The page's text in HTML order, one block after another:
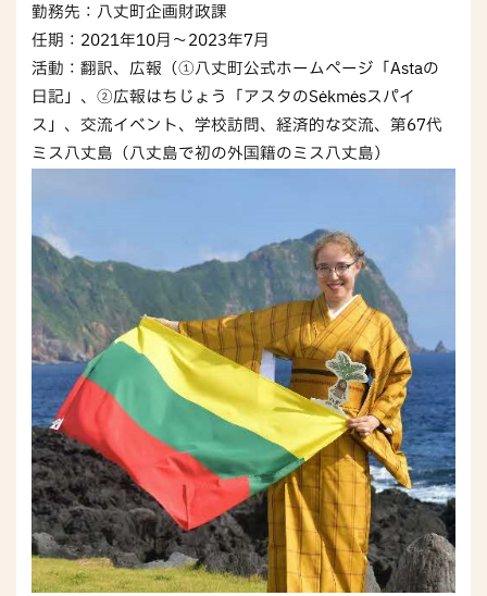
勤務先：八丈町企画財政課
任期：2021年10月～2023年7月
活動：翻訳、広報（①八丈町公式ホームページ「Astaの
日記」、②広報はちじょう「アスタのSėkmėsスパイ
ス」、交流イベント、学校訪問、経済的な交流、第67代
ミス八丈島（八丈島で初の外国籍のミス八丈島）